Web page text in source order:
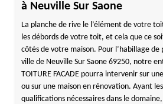
à Neuville Sur Saone
La planche de rive le l’élément de votre
les débords de votre toit, et cela que ce
côtés de votre maison. Pour l’habillage de
ville de Neuville Sur Saone 69250, notre
TOITURE FACADE pourra intervenir sur
ou sur une maison en rénovation. Ayant
qualifications nécessaires dans le